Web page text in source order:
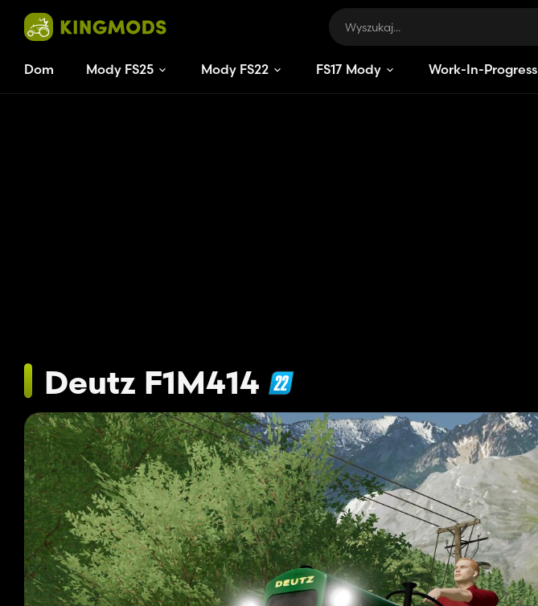
Dom Mody FS25 Mody FS22 FS17 Mody Work-In-Progress
Deutz F1M414